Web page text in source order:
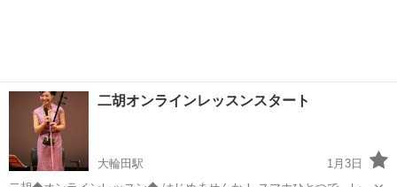
二胡オンラインレッスンスタート
大輪田駅
1月3日